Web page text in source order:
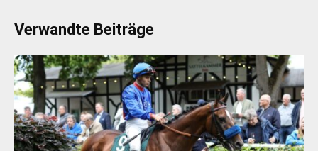
Verwandte Beiträge